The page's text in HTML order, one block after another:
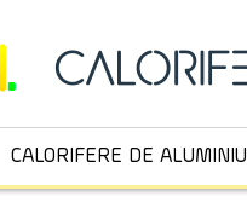
CALORIFERE DE ALUMINIU